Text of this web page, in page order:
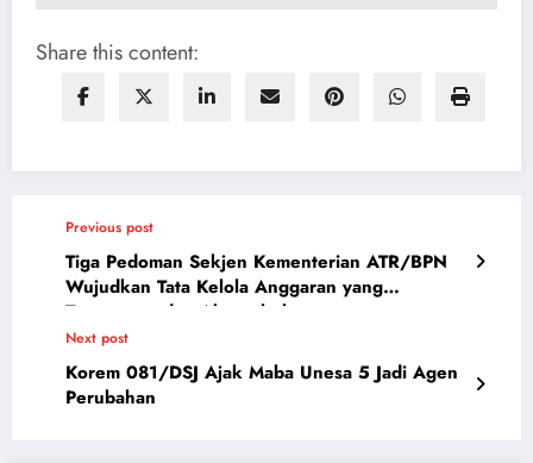
Share this content:
Previous post
Tiga Pedoman Sekjen Kementerian ATR/BPN
Wujudkan Tata Kelola Anggaran yang
Transparan dan Akuntabel
Next post
Korem 081/DSJ Ajak Maba Unesa 5 Jadi Agen
Perubahan